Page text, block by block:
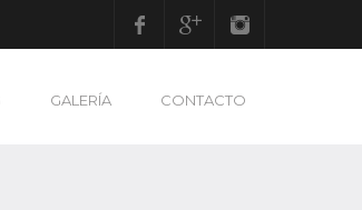
FacebookGoogle Plus
GALERÍA CONTACTO